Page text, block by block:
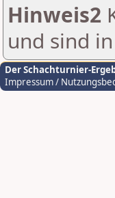
Hinweis2
und sind
Der Schachturnier-
Impressum /